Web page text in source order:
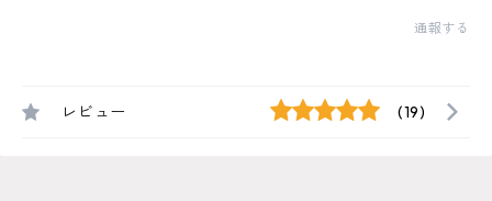
通報する
レビュー (19)